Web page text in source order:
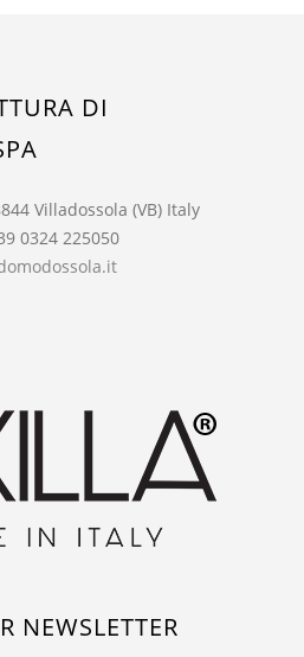
DI
Villadossola (VB) Italy
0324 225050
NEWSLETTER